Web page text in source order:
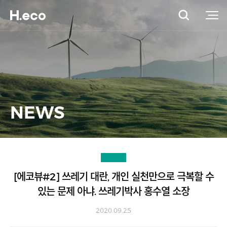
NEWS
[에코뷰#2] 쓰레기 대란, 개인 실천만으로 극복할 수
있는 문제 아냐. 쓰레기박사 홍수열 소장
2020.09.25